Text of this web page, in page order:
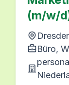
(m/w/
Büro,